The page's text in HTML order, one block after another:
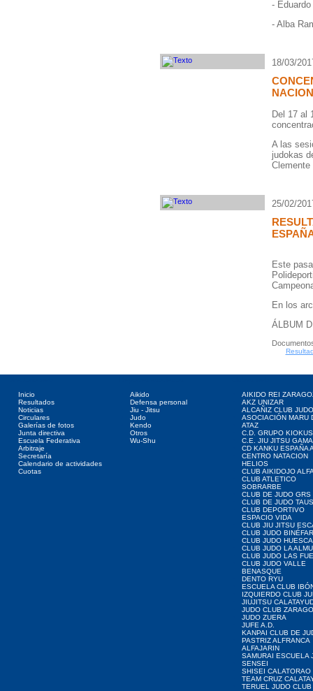
-
- Alba
18/03/
Del 17 al
A las
judokas
Clemente
25/02/
Este
En los
ÁLBUM
Inicio
Resultados
Noticias
Circulares
Galerías de fotos
Junta directiva
Escuela Federativa
Arbitraje
Secretaría
Calendario de actividades
Cuotas
Aikido
Defensa personal
Jiu - Jitsu
Judo
Kendo
Otros
Wu-Shu
AIKIDO REI
AKZ UNIZAR
ALCAÑIZ CLUB JUDO
ASOCIACIÓN MARU
ATAZ
C.D. GRUPO
C.E. JIU JITSU
CD KANKU ESPAÑA
CENTRO NATACION
HELIOS
CLUB AIKIDOJO
CLUB ATLETICO
SOBRARBE
CLUB DE JUDO GRS
CLUB DE JUDO
CLUB DEPORTIVO
ESPACIO VIDA
CLUB JIU JITSU
CLUB JUDO BINÉFAR
CLUB JUDO HUESCA
CLUB JUDO LA
CLUB JUDO LAS
CLUB JUDO VALLE
BENASQUE
DENTO RYU
ESCUELA CLUB
IZQUIERDO CLUB
JIUJITSU
JUDO CLUB
JUDO ZUERA
JUFE A.D.
KANPAI CLUB DE
PASTRIZ ALFRANCA
ALFAJARIN
SAMURAI ESCUELA
SENSEI
SHISEI CALATORAO
TEAM CRUZ
TERUEL JUDO CLUB